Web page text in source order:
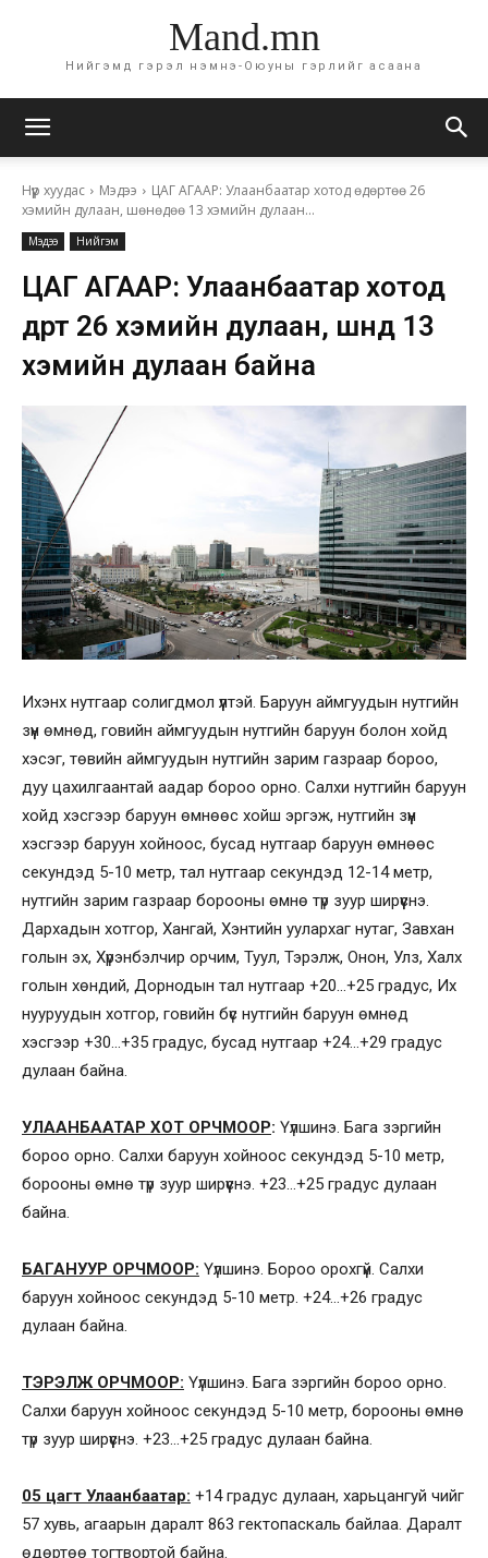
Mand.mn
Нийгэмд гэрэл нэмнэ-Оюуны гэрлийг асаана
Нүүр хуудас Мэдээ
ЦАГ АГААР: Улаанбаатар хотод өдөртөө 26
хэмийн дулаан, шөнөдөө 13 хэмийн дулаан...
Мэдээ Нийгэм
ЦАГ АГААР: Улаанбаатар хотод
өдөртөө 26 хэмийн дулаан, шөнөдөө 13
хэмийн дулаан байна
Ихэнх нутгаар солигдмол үүлтэй. Баруун аймгуудын нутгийн
зүүн өмнөд, говийн аймгуудын нутгийн баруун болон хойд
хэсэг, төвийн аймгуудын нутгийн зарим газраар бороо,
дуу цахилгаантай аадар бороо орно. Салхи нутгийн баруун
хойд хэсгээр баруун өмнөөс хойш эргэж, нутгийн зүүн
хэсгээр баруун хойноос, бусад нутгаар баруун өмнөөс
секундэд 5-10 метр, тал нутгаар секундэд 12-14 метр,
нутгийн зарим газраар борооны өмнө түр зуур ширүүснэ.
Дархадын хотгор, Хангай, Хэнтийн уулархаг нутаг, Завхан
голын эх, Хүрэнбэлчир орчим, Туул, Тэрэлж, Онон, Улз, Халх
голын хөндий, Дорнодын тал нутгаар +20…+25 градус, Их
нууруудын хотгор, говийн бүс нутгийн баруун өмнөд
хэсгээр +30…+35 градус, бусад нутгаар +24…+29 градус
дулаан байна.
УЛААНБААТАР ХОТ ОРЧМООР: Үүлшинэ. Бага зэргийн
бороо орно. Салхи баруун хойноос секундэд 5-10 метр,
борооны өмнө түр зуур ширүүснэ. +23…+25 градус дулаан
байна.
БАГАНУУР ОРЧМООР: Үүлшинэ. Бороо орохгүй. Салхи
баруун хойноос секундэд 5-10 метр. +24…+26 градус
дулаан байна.
ТЭРЭЛЖ ОРЧМООР: Үүлшинэ. Бага зэргийн бороо орно.
Салхи баруун хойноос секундэд 5-10 метр, борооны өмнө
түр зуур ширүүснэ. +23…+25 градус дулаан байна.
05 цагт Улаанбаатар: +14 градус дулаан, харьцангуй чийг
57 хувь, агаарын даралт 863 гектопаскаль байлаа. Даралт
өдөртөө тогтвортой байна.